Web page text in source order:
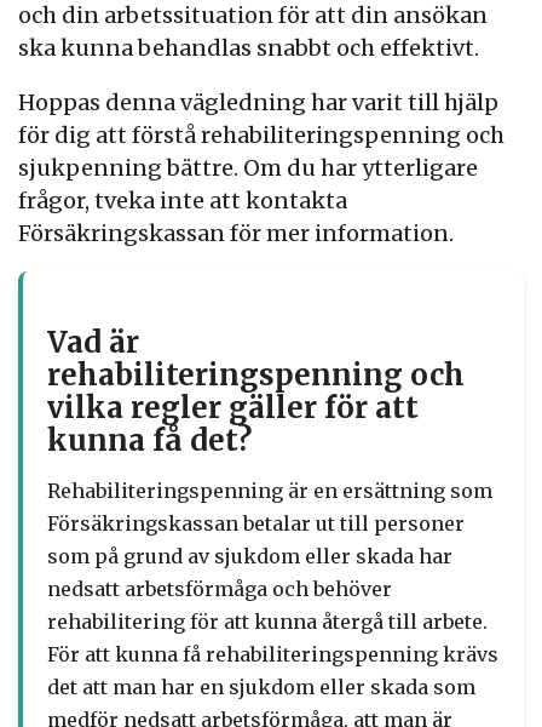
och din arbetssituation för att din ansökan
ska kunna behandlas snabbt och effektivt.
Hoppas denna vägledning har varit till hjälp
för dig att förstå rehabiliteringspenning och
sjukpenning bättre. Om du har ytterligare
frågor, tveka inte att kontakta
Försäkringskassan för mer information.
Vad är
rehabiliteringspenning och
vilka regler gäller för att
kunna få det?
Rehabiliteringspenning är en ersättning som
Försäkringskassan betalar ut till personer
som på grund av sjukdom eller skada har
nedsatt arbetsförmåga och behöver
rehabilitering för att kunna återgå till arbete.
För att kunna få rehabiliteringspenning krävs
det att man har en sjukdom eller skada som
medför nedsatt arbetsförmåga, att man är